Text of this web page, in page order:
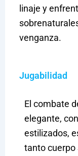
linaje y
venganza.
Jugabilidad
El combate
elegante,
estilizados,
tanto cuerpo